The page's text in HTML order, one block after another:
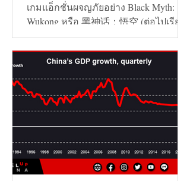
เกมแอ็กชั่นผจญภัยอย่าง Black Myth:
Wukong หรือ 黑神话：悟空 (ต่อไปเรียก
ว่า เกมหงอคง) ไม่ได้เลย...